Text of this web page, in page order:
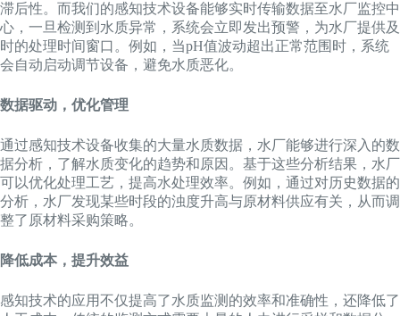
滞后性。而我们的感知技术设备能够实时传输数据至水厂监控中
心，一旦检测到水质异常，系统会立即发出预警，为水厂提供及
时的处理时间窗口。例如，当pH值波动超出正常范围时，系统
会自动启动调节设备，避免水质恶化。
数据驱动，优化管理
通过感知技术设备收集的大量水质数据，水厂能够进行深入的数
据分析，了解水质变化的趋势和原因。基于这些分析结果，水厂
可以优化处理工艺，提高水处理效率。例如，通过对历史数据的
分析，水厂发现某些时段的浊度升高与原材料供应有关，从而调
整了原材料采购策略。
降低成本，提升效益
感知技术的应用不仅提高了水质监测的效率和准确性，还降低了